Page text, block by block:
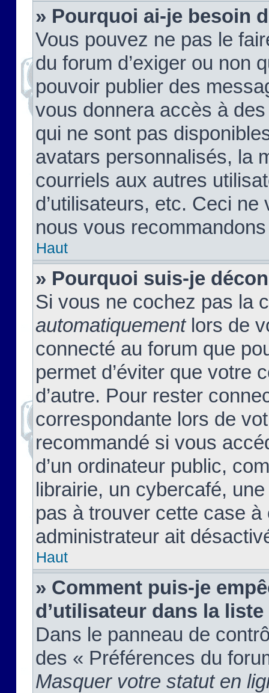
» Pourquoi ai-je besoin
Vous pouvez ne pas le
du forum d’exiger ou non
pouvoir publier des
vous donnera accès à
qui ne sont pas
avatars personnalisés, la
courriels aux autres
d’utilisateurs, etc. Ceci
nous vous
Haut
» Pourquoi suis-je
Si vous ne cochez pas la
automatiquementlors de
connecté au forum que
permet d’éviter que votre
d’autre. Pour rester
correspondante lors de
recommandé si vous
d’un ordinateur public,
librairie, un cybercafé,
pas à trouver cette case à
administrateur ait
Haut
» Comment puis-je
d’utilisateur dans la
Dans le panneau de
des « Préférences du
Masquer votre statut en